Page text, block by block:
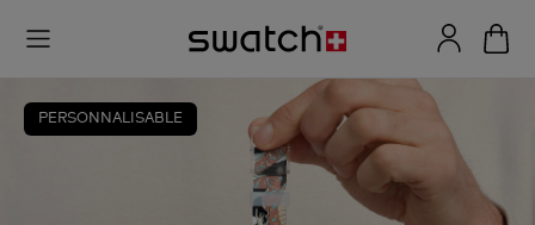
PERSONNALISABLE